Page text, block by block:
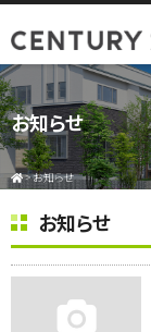
お知らせ
>お知らせ
お知らせ